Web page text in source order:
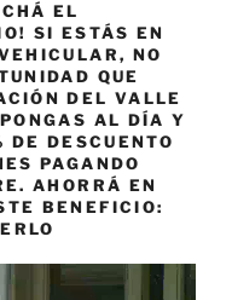
EL
SI ESTÁS EN
NO
QUE
DEL VALLE
AL DÍA Y
DESCUENTO
PAGANDO
AHORRÁ EN
BENEFICIO: